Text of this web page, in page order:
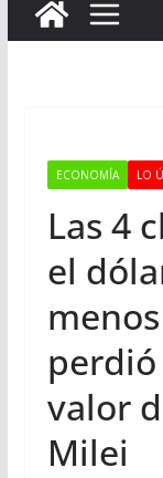
ECONOMÍA LO
Las 4
el
valor
Milei